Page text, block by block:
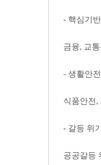
- 핵심기
금융, 교
- 생활안
식품안전,
- 갈등 위기
공공갈등